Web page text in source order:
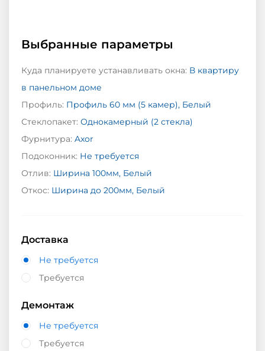
Выбранные параметры
Куда планируете устанавливать окна: В квартиру
в панельном доме
Профиль: Профиль 60 мм (5 камер), Белый
Стеклопакет: Однокамерный (2 стекла)
Фурнитура: Axor
Подоконник: Не требуется
Отлив: Ширина 100мм, Белый
Откос: Ширина до 200мм, Белый
Доставка
Не требуется
Требуется
Демонтаж
Не требуется
Требуется